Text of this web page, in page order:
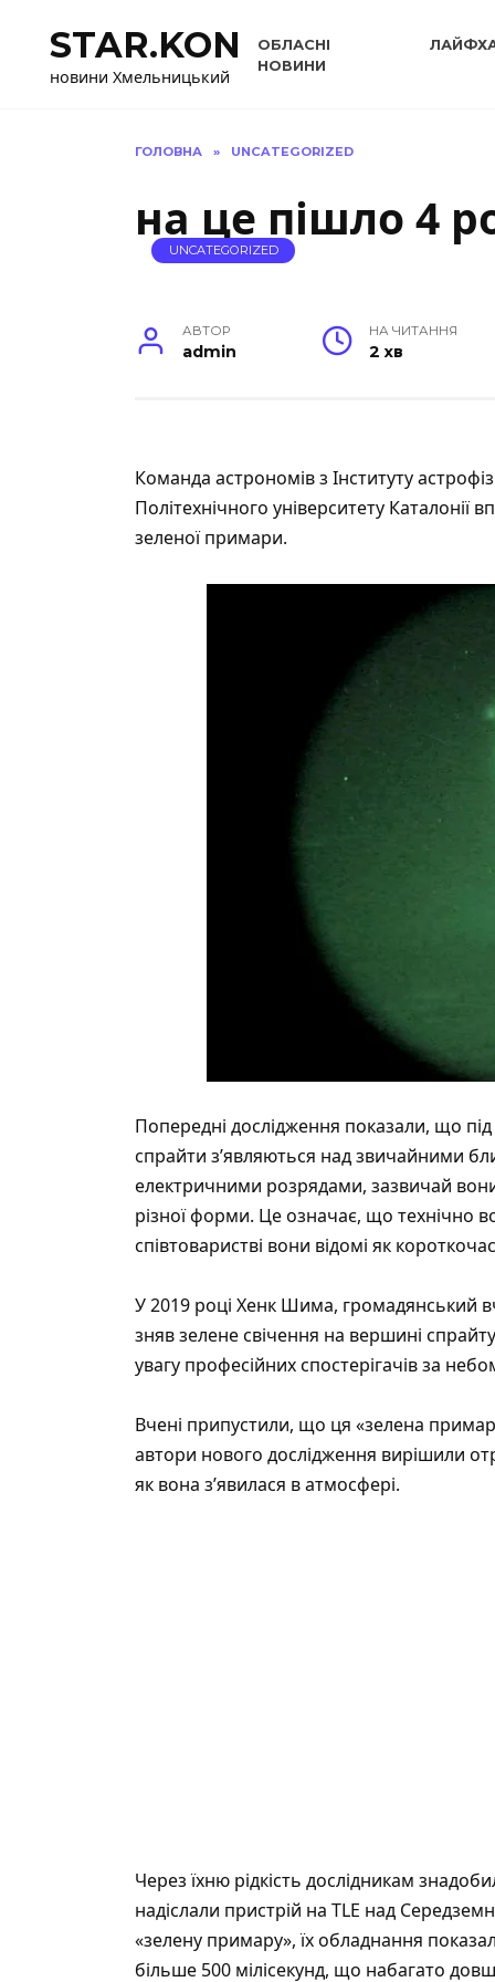
вмістуSTAR.KON
новини Хмельницький
ОБЛАСНІ
НОВИНИ
ГОЛОВНА » UNCATEGORIZED
на це пішло 4
UNCATEGORIZED
АВТОР
admin
НА ЧИТАННЯ
2 хв
Команда астрономів з Інституту
Політехнічного університету Каталонії
зеленої примари.
Попередні дослідження показали, що
спрайти з’являються над звичайними
електричними розрядами, зазвичай
різної форми. Це означає, що технічно
співтоваристві вони відомі як
У 2019 році Хенк Шима, громадянський
зняв зелене свічення на вершині
увагу професійних спостерігачів за
Вчені припустили, що ця «зелена
автори нового дослідження вирішили
як вона з’явилася в атмосфері.
Через їхню рідкість дослідникам
надіслали пристрій на TLE над
«зелену примару», їх обладнання
більше 500 мілісекунд, що набагато